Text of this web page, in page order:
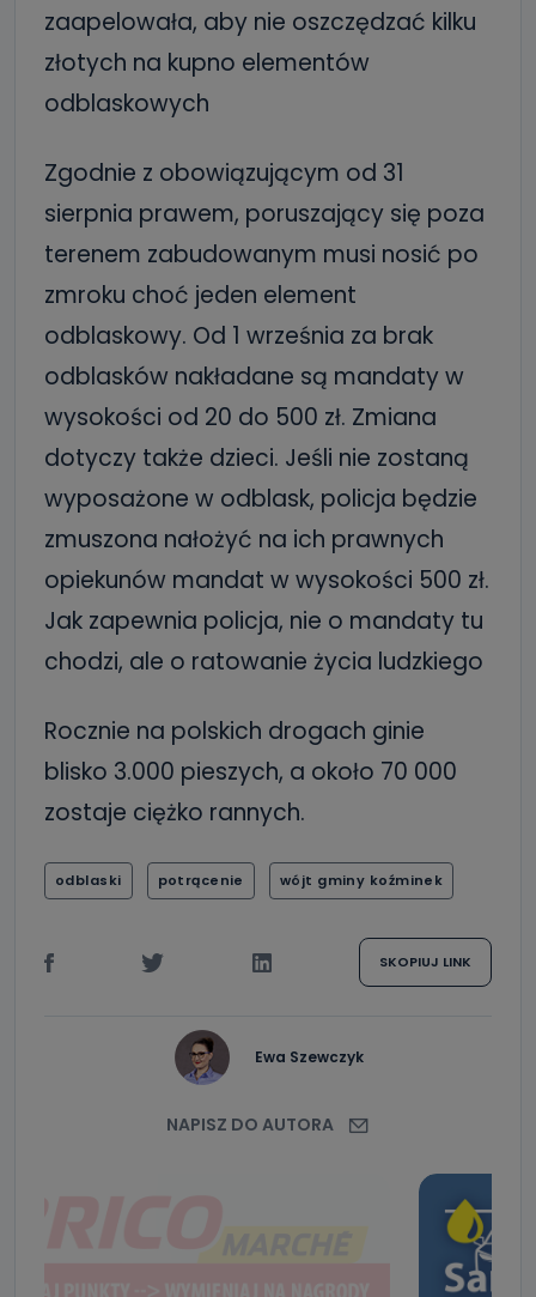
zaapelowała, aby nie oszczędzać kilku
złotych na kupno elementów
odblaskowych
Zgodnie z obowiązującym od 31
sierpnia prawem, poruszający się poza
terenem zabudowanym musi nosić po
zmroku choć jeden element
odblaskowy. Od 1 września za brak
odblasków nakładane są mandaty w
wysokości od 20 do 500 zł. Zmiana
dotyczy także dzieci. Jeśli nie zostaną
wyposażone w odblask, policja będzie
zmuszona nałożyć na ich prawnych
opiekunów mandat w wysokości 500 zł.
Jak zapewnia policja, nie o mandaty tu
chodzi, ale o ratowanie życia ludzkiego
Rocznie na polskich drogach ginie
blisko 3.000 pieszych, a około 70 000
zostaje ciężko rannych.
odblaski potrącenie wójt gminy koźminek
SKOPIUJ LINK
Ewa Szewczyk
NAPISZ DO AUTORA